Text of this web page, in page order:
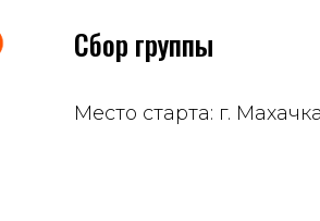
Сбор группы
Место старта: г.